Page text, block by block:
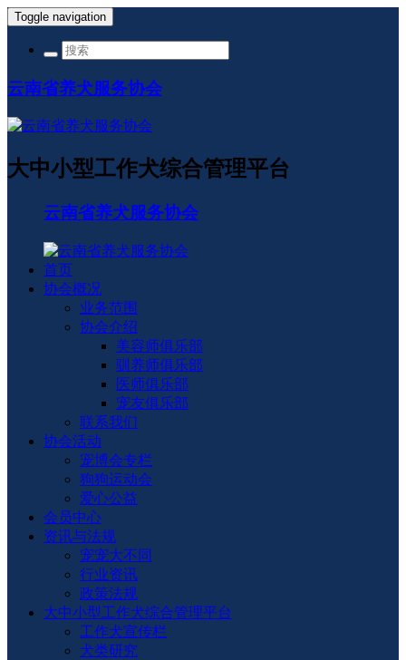
Toggle navigation
云南省养犬服务协会
大中小型工作犬综合管理平台
云南省养犬服务协会
首页
协会概况
业务范围
协会介绍
美容师俱乐部
驯养师俱乐部
医师俱乐部
宠友俱乐部
联系我们
协会活动
宠博会专栏
狗狗运动会
爱心公益
会员中心
资讯与法规
宠宠大不同
行业资讯
政策法规
大中小型工作犬综合管理平台
工作犬宣传栏
犬类研究